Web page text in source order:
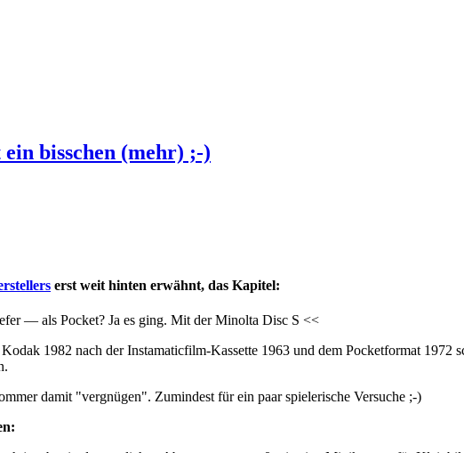
bisschen (mehr) ;-)
erst weit hinten erwähnt, das Kapitel:
— als Pocket? Ja es ging. Mit der Minolta Disc S <<
1982 nach der Instamaticfilm-Kassette 1963 und dem Pocketformat 1972
damit "vergnügen". Zumindest für ein paar spielerische Versuche ;-)